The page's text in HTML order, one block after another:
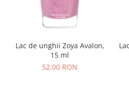
Lac de unghii Zoya Avalon,
15 ml
52,00 RON